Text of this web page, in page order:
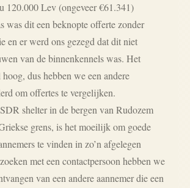
120.000 Lev (ongeveer €61.341)
was dit een beknopte offerte zonder
en er werd ons gezegd dat dit niet
van de binnenkennels was. Het
dus hebben we een andere
om offertes te vergelijken.
shelter in de bergen van Rudozem
grens, is het moeilijk om goede
te vinden in zo’n afgelegen
met een contactpersoon hebben we
van een andere aannemer die een